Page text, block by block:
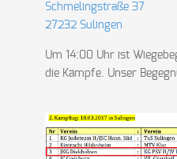
Schmelingstraße 37
27232 Sulingen
Um 14:00 Uhr ist
die Kämpfe. Unser